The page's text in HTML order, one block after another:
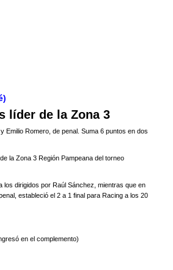
líder de la Zona 3
Emilio Romero, de penal. Suma 6 puntos en dos
la Zona 3 Región Pampeana del torneo
los dirigidos por Raúl Sánchez, mientras que en
estableció el 2 a 1 final para Racing a los 20
en el complemento)